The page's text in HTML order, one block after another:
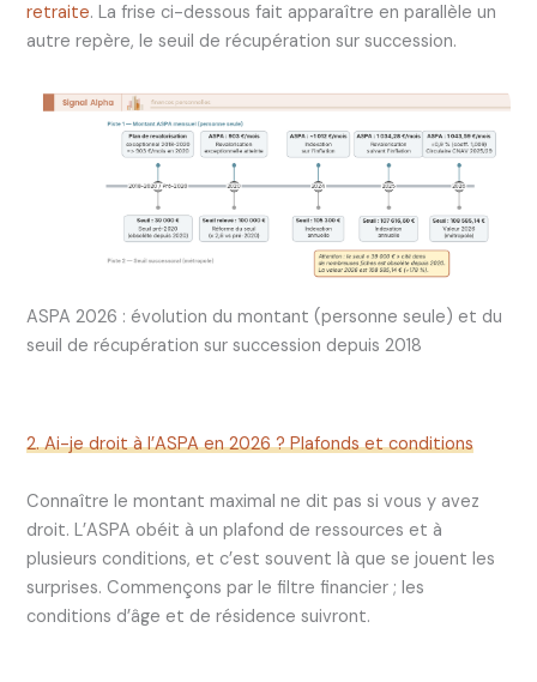
retraite. La frise ci-dessous fait apparaître en parallèle un
autre repère, le seuil de récupération sur succession.
ASPA 2026 : évolution du montant (personne seule) et du
seuil de récupération sur succession depuis 2018
2. Ai-je droit à l’ASPA en 2026 ? Plafonds et conditions
Connaître le montant maximal ne dit pas si vous y avez
droit. L’ASPA obéit à un plafond de ressources et à
plusieurs conditions, et c’est souvent là que se jouent les
surprises. Commençons par le filtre financier ; les
conditions d’âge et de résidence suivront.